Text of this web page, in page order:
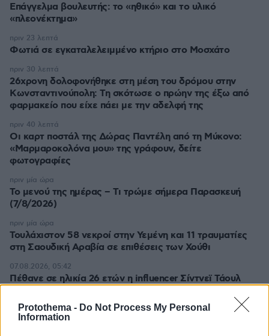
Protothema - Do Not Process My Personal
Information
Επάγγελμα βουλευτής: το «ηθικό» και το υλικό
«πλεονέκτημα»
Φωτιά σε εγκαταλελειμμένο κτήριο στο Μοσχάτο
πριν 23 λεπτά
26χρονη δολοφονήθηκε στη μέση του δρόμου στην
Κωνσταντινούπολη: Τη σκότωσε ο πρώην της έξω από
φαρμακείο που είχε πάει με την αδελφή της
πριν 30 λεπτά
Οι καρτ ποστάλ της Δώρας Παντέλη από τη Μύκονο:
«Μαρμαροκολόνα μου» της γράφουν, δείτε
φωτογραφίες
πριν 40 λεπτά
Το μενού της ημέρας – Τι τρώμε σήμερα Παρασκευή
(7/8/2026)
πριν μία ώρα
Τουλάχιστον 58 νεκροί στην Υεμένη και 11 τραυματίες
στη Σαουδική Αραβία σε επιθέσεις των Χούθι
πριν μία ώρα
Πέθανε σε ηλικία 26 ετών η influencer Σίντνεϊ Τάουλ
07.08.2026, 05:42